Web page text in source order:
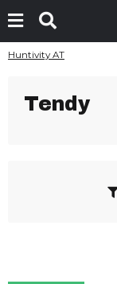
Huntivity AT
Tendy